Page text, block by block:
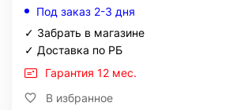
Под заказ 2-3 дня
✓ Забрать в магазине
✓ Доставка по РБ
Гарантия 12 мес.
В избранное